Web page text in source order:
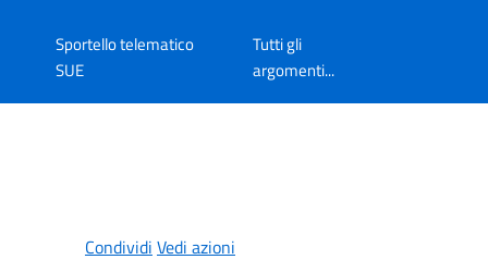
Sportello telematico
SUE
Tutti gli
argomenti...
Condividi Vedi azioni